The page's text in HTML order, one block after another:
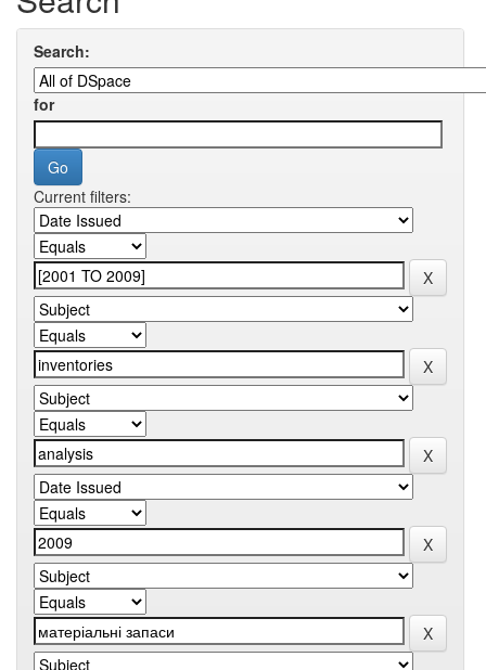
Search:
for
Current filters: